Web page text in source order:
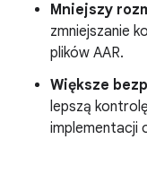
Mniejszy
zmniejszanie
plików AAR.
Większe
lepszą
implementacji